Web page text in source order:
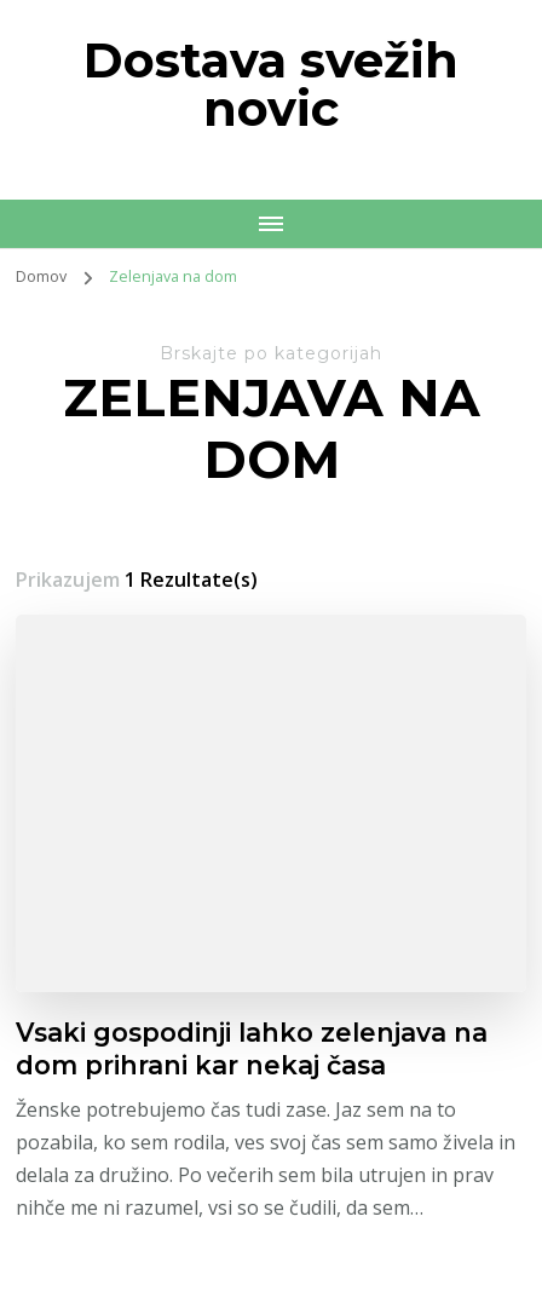
Dostava svežih
novic
Domov Zelenjava na dom
Brskajte po kategorijah
ZELENJAVA NA
DOM
Prikazujem 1 Rezultate(s)
Vsaki gospodinji lahko zelenjava na
dom prihrani kar nekaj časa
Ženske potrebujemo čas tudi zase. Jaz sem na to
pozabila, ko sem rodila, ves svoj čas sem samo živela in
delala za družino. Po večerih sem bila utrujen in prav
nihče me ni razumel, vsi so se čudili, da sem…